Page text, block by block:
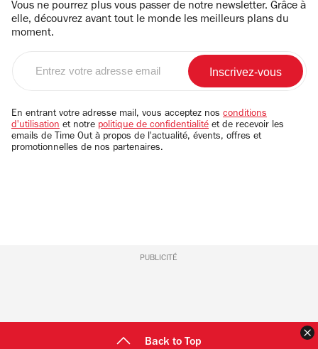
Vous ne pourrez plus vous passer de notre newsletter. Grâce à
elle, découvrez avant tout le monde les meilleurs plans du
moment.
email
En entrant votre adresse mail, vous acceptez nos conditions
d'utilisation et notre politique de confidentialité et de recevoir les
emails de Time Out à propos de l'actualité, évents, offres et
promotionnelles de nos partenaires.
PUBLICITÉ
Back to Top